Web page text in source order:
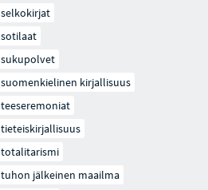
selkokirjat
sotilaat
sukupolvet
suomenkielinen kirjallisuus
teeseremoniat
tieteiskirjallisuus
totalitarismi
tuhon jälkeinen maailma